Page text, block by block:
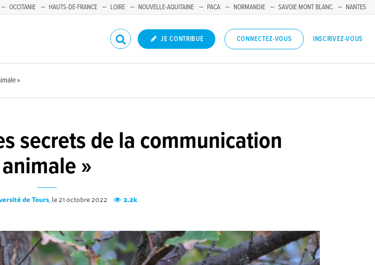
OCCITANIE HAUTS-DE-FRANCE LOIRE NOUVELLE-AQUITAINE PACA NORMANDIE SAVOIE MONT BLANC
NANTES
JE CONTRIBUE CONNECTEZ-VOUS INSCRIVEZ-VOUS
»
secrets de la communication
animale »
de Tours, le 21 octobre 2022 2.2k